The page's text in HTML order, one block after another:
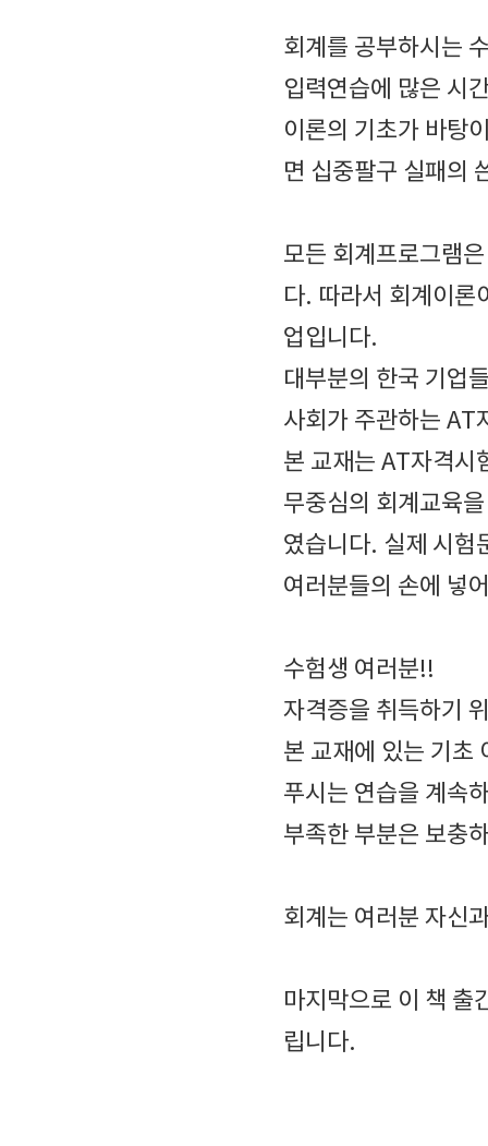
회계를 공부하시는
입력연습에 많은 시
이론의 기초가 바탕
면 십중팔구 실패의
모든 회계프로그램
다. 따라서 회계이론
업입니다.
대부분의 한국 기업
사회가 주관하는 AT
본 교재는 AT자격시
무중심의 회계교육
였습니다. 실제 시험
여러분들의 손에 넣
수험생 여러분!!
자격증을 취득하기
본 교재에 있는 기초
푸시는 연습을 계속
부족한 부분은 보충
회계는 여러분 자신
마지막으로 이 책 출
립니다.